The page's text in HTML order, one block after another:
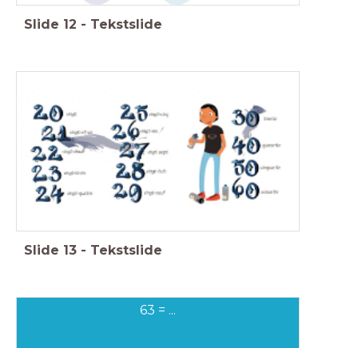
Slide 12 - Tekstslide
Slide 13 - Tekstslide
63 = ...